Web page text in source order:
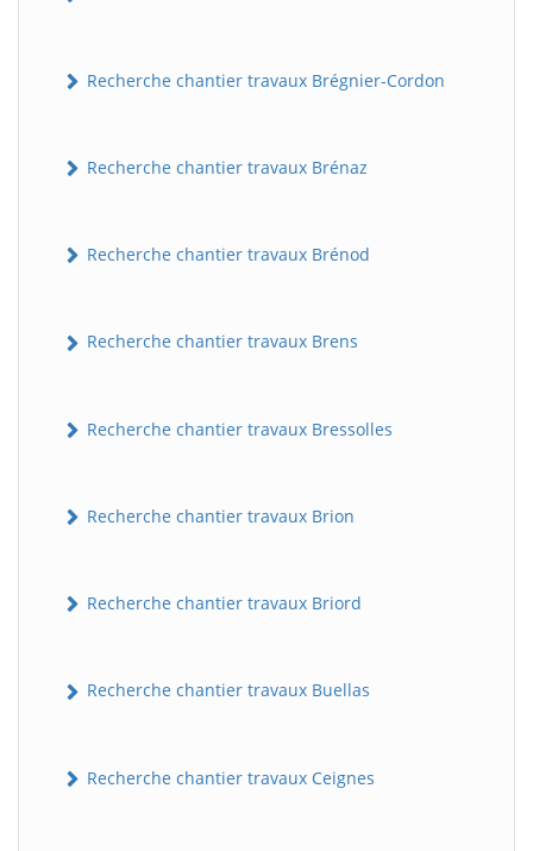
Recherche chantier travaux Brégnier-Cordon
Recherche chantier travaux Brénaz
Recherche chantier travaux Brénod
Recherche chantier travaux Brens
Recherche chantier travaux Bressolles
Recherche chantier travaux Brion
Recherche chantier travaux Briord
Recherche chantier travaux Buellas
Recherche chantier travaux Ceignes